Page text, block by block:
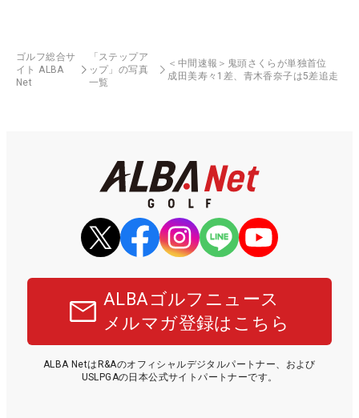
ゴルフ総合サ
イト ALBA
Net
「ステップア
ップ」の写真
一覧
＜中間速報＞鬼頭さくらが単独首位
成田美寿々1差、青木香奈子は5差追走
ALBAゴルフニュース
メルマガ登録はこちら
ALBA NetはR&Aのオフィシャルデジタルパートナー、および
USLPGAの日本公式サイトパートナーです。